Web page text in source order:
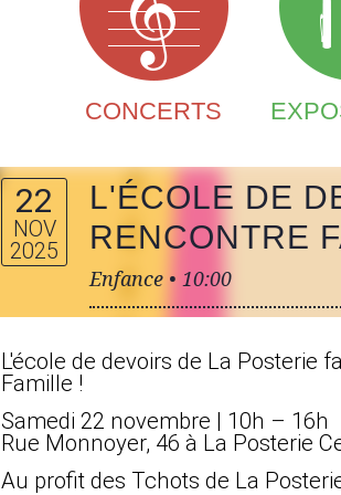
CONCERTS
22
NOV
2025
L'ÉCOLE DE
RENCONTRE
Enfance • 10:00
L'école de devoirs de La Posterie
Famille !
Samedi 22 novembre | 10h – 16h
Rue Monnoyer, 46 à La Posterie
Au profit des Tchots de La